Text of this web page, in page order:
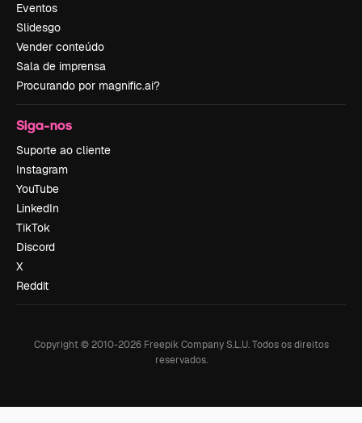
Eventos
Slidesgo
Vender conteúdo
Sala de imprensa
Procurando por magnific.ai?
Siga-nos
Suporte ao cliente
Instagram
YouTube
LinkedIn
TikTok
Discord
X
Reddit
Copyright © 2010-2026Freepik Company S.L.U. Todos os direitos
reservados.